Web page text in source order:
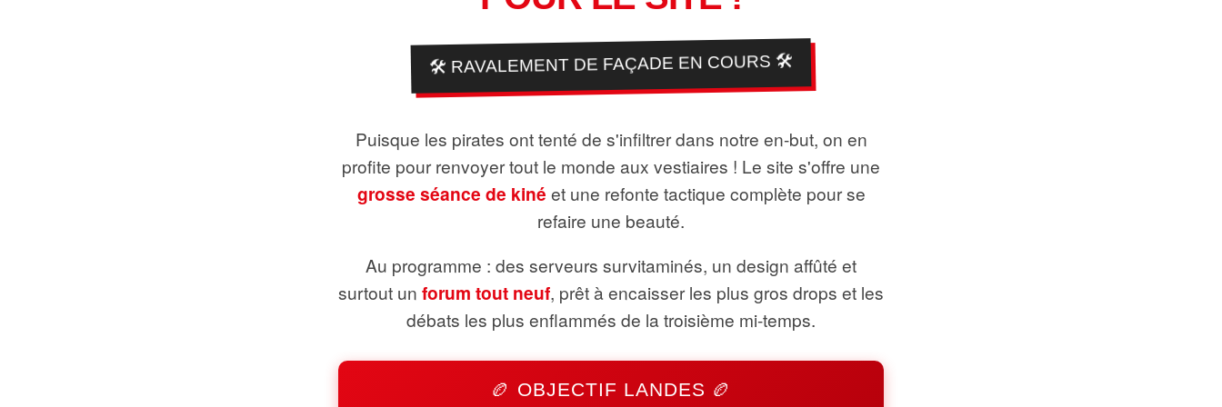
🛠️ RAVALEMENT DE FAÇADE EN COURS 🛠️
Puisque les pirates ont tenté de s'infiltrer dans notre en-but, on en
profite pour renvoyer tout le monde aux vestiaires ! Le site s'offre une
grosse séance de kiné et une refonte tactique complète pour se
refaire une beauté.
Au programme : des serveurs survitaminés, un design affûté et
surtout un forum tout neuf, prêt à encaisser les plus gros drops et les
débats les plus enflammés de la troisième mi-temps.
🏉 OBJECTIF LANDES 🏉